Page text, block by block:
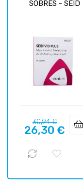
SOBRES - SEID
Precio
regular
30,94 €Precio
26,30 €